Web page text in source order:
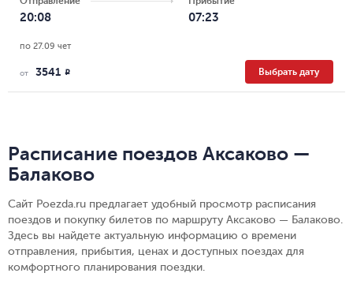
20:08 07:23
по 27.09 чет
от 3541 R Выбрать дату
Расписание поездов Аксаково —
Балаково
Сайт Poezda.ru предлагает удобный просмотр расписания
поездов и покупку билетов по маршруту Аксаково — Балаково.
Здесь вы найдете актуальную информацию о времени
отправления, прибытия, ценах и доступных поездах для
комфортного планирования поездки.